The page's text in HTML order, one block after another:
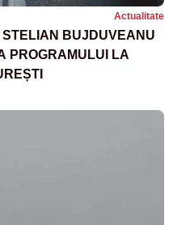
Actualitate
BUJDUVEANU
PROGRAMULUI LA